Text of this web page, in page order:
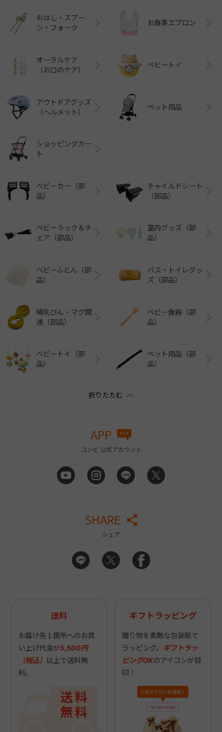
おはし・スプー
ン・フォーク
お食事エプロン
オーラルケア
（お口のケア）
ベビートイ
アウトドアグッズ
（ヘルメット）
ペット用品
ショッピングカー
ト
ベビーカー（部
品）
チャイルドシート
（部品）
ベビーラック＆チ
ェア（部品）
室内グッズ（部
品）
ベビーふとん（部
品）
バス・トイレグッ
ズ（部品）
哺乳びん・マグ関
連（部品）
ベビー食器（部
品）
ベビートイ（部
品）
ペット用品（部
品）
APP
コンビ 公式アカウント
SHARE
シェア
送料
お届け先１箇所へのお買
い上げ代金が5,500円
（税込） 以上で送料無
料。
ギフトラッピング
贈り物を素敵な包装紙で
ラッピング。 ギフトラッ
ピングOKのアイコンが目
印！